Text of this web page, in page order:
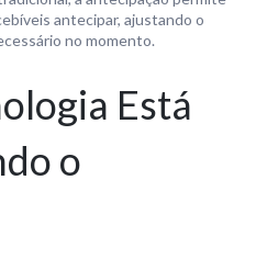
antecipar, ajustando o
no momento.
Está
o